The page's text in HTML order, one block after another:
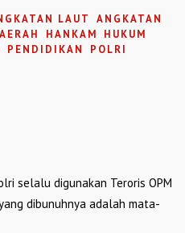
LAUT
ANGKATAN
HANKAM
HUKUM
PENDIDIKAN
POLRI
selalu digunakan Teroris OPM
dibunuhnya adalah mata-